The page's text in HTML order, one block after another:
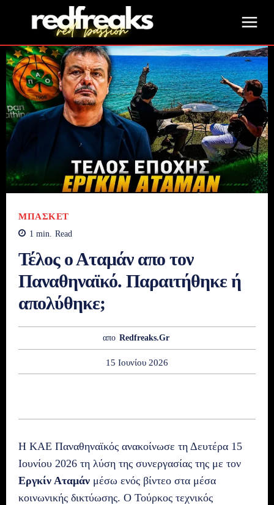
ΜΠΆΣΚΕΤ
1 min. Read
Τέλος ο Αταμάν απο τον
Παναθηναϊκό. Παραιτήθηκε ή
απολύθηκε;
απο Redfreaks.gr
15 Ιουνίου 2026
Η ΚΑΕ Παναθηναϊκός ανακοίνωσε τη Δευτέρα 15
Ιουνίου 2026 τη λύση της συνεργασίας της με τον
Εργκίν Αταμάν μέσω ενός βίντεο στα μέσα
κοινωνικής δικτύωσης. Ο Τούρκος τεχνικός